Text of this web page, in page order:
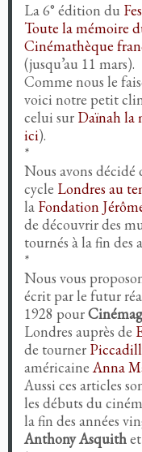
La 6° édition du
Toute la mémoire
Cinémathèque
(jusqu’au 11 mars).
Comme nous le
voici notre petit
celui sur Daïnah la
ici).
*
Nous avons décidé
cycle Londres au
la Fondation
de découvrir des
tournés à la fin des
*
Nous vous
écrit par le futur
1928 pour
Londres auprès de
de tourner
américaine Anna
Aussi ces articles
les débuts du
la fin des années
Anthony Asquith